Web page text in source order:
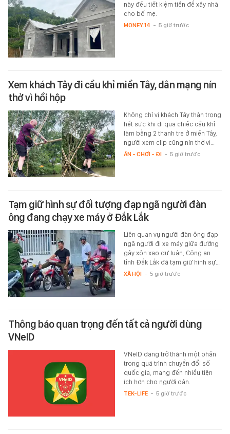
này đều tiết kiệm tiền để xây nhà
cho bố mẹ.
MONEY.14 - 5 giờ trước
Xem khách Tây đi cầu khỉ miền Tây, dân mạng nín
thở vì hồi hộp
Không chỉ vị khách Tây thận trọng
hết sức khi đi qua chiếc cầu khỉ
làm bằng 2 thanh tre ở miền Tây,
người xem clip cũng nín thở vì…
ĂN - CHƠI - ĐI - 5 giờ trước
Tạm giữ hình sự đối tượng đạp ngã người đàn
ông đang chạy xe máy ở Đắk Lắk
Liên quan vụ người đàn ông đạp
ngã người đi xe máy giữa đường
gây xôn xao dư luận, Công an
tỉnh Đắk Lắk đã tạm giữ hình sự…
XÃ HỘI - 5 giờ trước
Thông báo quan trọng đến tất cả người dùng
VNeID
VNeID đang trở thành một phần
trong quá trình chuyển đổi số
quốc gia, mang đến nhiều tiện
ích hơn cho người dân.
TEK-LIFE - 5 giờ trước